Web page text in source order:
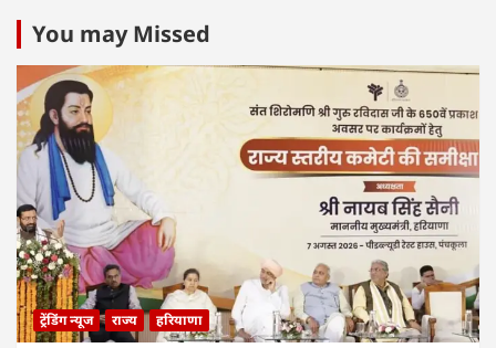
You may Missed
ट्रेंडिंग न्यूज राज्य हरियाणा